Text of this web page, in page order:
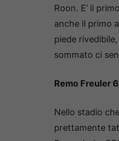
Roon. E’ il
anche il primo
piede
sommato ci
Remo Freuler
Nello stadio
prettamente